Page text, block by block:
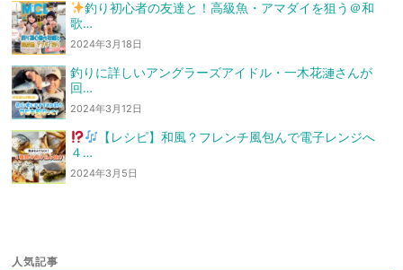
釣り初心者の友達と！高級魚・アマダイを狙う ＠和
歌…
2024年3月18日
釣りに詳しいアングラーズアイドル・一木花漣さんが
回…
2024年3月12日
【レシピ】和風？フレンチ風包んで電子レンジへ
４…
2024年3月5日
人気記事